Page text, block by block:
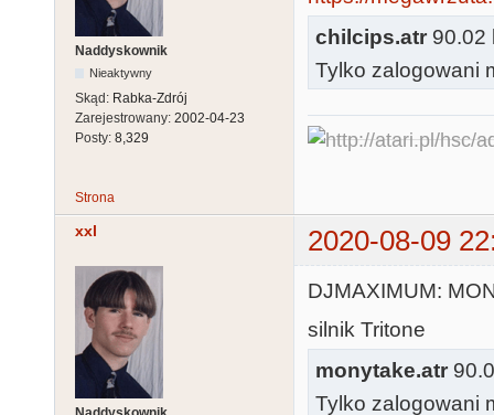
Naddyskownik
Nieaktywny
Skąd: Rabka-Zdrój
Zarejestrowany: 2002-04-23
Posty: 8,329
chilcips.atr 90.02
Tylko zalogowani
Strona
xxl 2020-08-09
DJMAXIMUM:
silnik Tritone
monytake.atr
Tylko zalogowani